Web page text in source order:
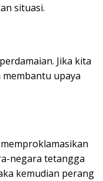
situasi.
Jika kita
upaya
negara tetangga
kemudian perang